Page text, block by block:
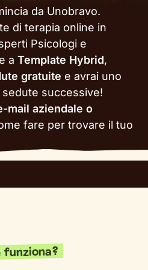
da Unobravo.
di terapia online in
Psicologi e
aTemplate Hybrid,
gratuite e avrai uno
sedute successive!
mail aziendale o
fare per trovare il tuo
funziona?